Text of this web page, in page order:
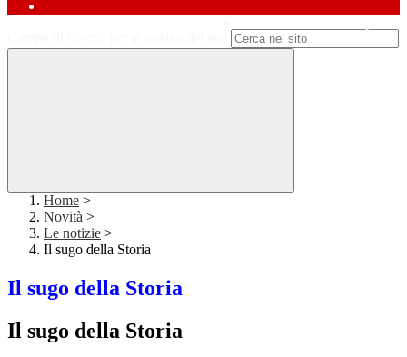
Home >
Novità >
Le notizie >
Il sugo della Storia
Il sugo della Storia
Il sugo della Storia